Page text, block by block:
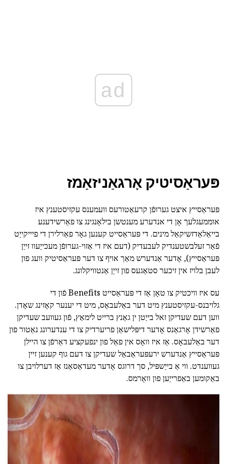
ad
פּעראַסיטיק אָרגאַניזאַמז
פּעראַסייץ איצט גערופֿן קרעאַטורעס וועמענס עקזיסטענץ איז
אוממעגלעך אָן די אנדערע מענטשן בילאָנגינג צו פאַרשידענע
בייאַלאַדזשיקאַל מינים. די פּעראַסייט קענען גאָר פאַרלירן די פיייקייַט
פֿאַר זעלבשטענדיק לעבעדיק (דעם איז די אַזוי-גערופֿן מעכייַעוו זייַן
פּעראַסייץ), אָדער אַנדערש מאַך אויף צו דער פּעראַסיטיק וועג פון
לעבן בלויז אין זיכער סטאַגעס פון זייַן אַנטוויקלונג.
עס איז וויכטיק צו טאָן אַז די פּעראַסייט Benefits פֿון די
גלויבנס-עקזיסטענץ מיט דער באַלעבאָס, מיט די יענער קאָזינג שאָדן.
ווען דעם שעדיקן זאל בייַטן ין גאַנץ ברייט לימאַץ, פֿון געוועב שעדיקן
פאַרשידן אָרגאַנס אָדער דיפּלישאַן פריערדיק צו די ענדערונג נאַטור פון
דער באַלעבאָס. אַז איז וואָס אין פאַל פון ינפעקציע דאַרפֿן צו היילן
פּעראַסייץ אַנדערש ירעפּעראַבאַל שעדיקן צו דעם גוף קענען זיין
געווענדט. ווי אַ בייַשפּיל, סך דרוגס אָדער מעדאַסאַנז אַז דערלויבן צו
באַקומען באַפרייַען פון וואָרמס.